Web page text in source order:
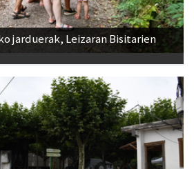
jarduerak, Leizaran Bisitarien